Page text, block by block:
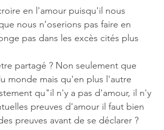
en l'amour puisqu'il nous
nous n’oserions pas faire en
pas dans les excès cités plus
partagé ? Non seulement que
monde mais qu'en plus l'autre
qu"il n'y a pas d'amour, il n'y
preuves d'amour il faut bien
preuves avant de se déclarer ?